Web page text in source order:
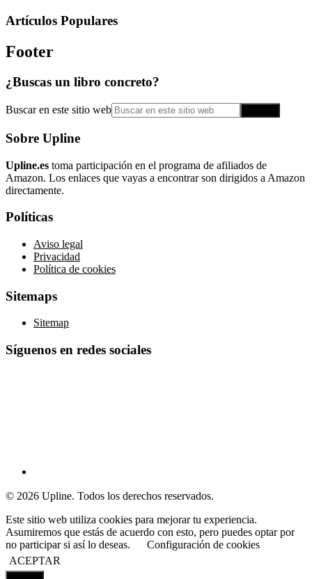
Artículos Populares
Footer
¿Buscas un libro concreto?
Buscar en este sitio web
Sobre Upline
Upline.es toma participación en el programa de afiliados de
Amazon. Los enlaces que vayas a encontrar son dirigidos a Amazon
directamente.
Políticas
Aviso legal
Privacidad
Política de cookies
Sitemaps
Sitemap
Síguenos en redes sociales
© 2026 Upline. Todos los derechos reservados.
Este sitio web utiliza cookies para mejorar tu experiencia.
Asumiremos que estás de acuerdo con esto, pero puedes optar por
no participar si así lo deseas.
Configuración de cookies
ACEPTAR